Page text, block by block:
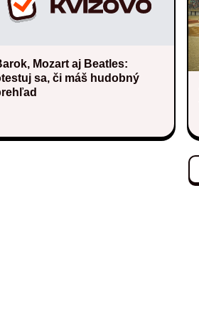
Mozart aj Beatles:
sa, či máš hudobný